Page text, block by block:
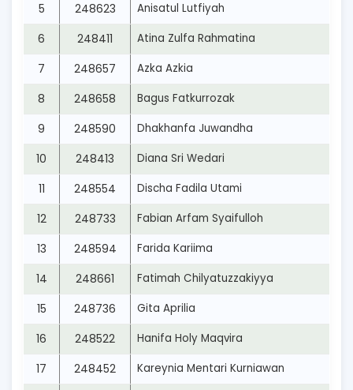
5 248623 Anisatul Lutfiyah
6 248411 Atina Zulfa Rahmatina
7 248657 Azka Azkia
8 248658 Bagus Fatkurrozak
9 248590 Dhakhanfa Juwandha
10 248413 Diana Sri Wedari
11 248554 Discha Fadila Utami
12 248733 Fabian Arfam Syaifulloh
13 248594 Farida Kariima
14 248661 Fatimah Chilyatuzzakiyya
15 248736 Gita Aprilia
16 248522 Hanifa Holy Maqvira
17 248452 Kareynia Mentari Kurniawan